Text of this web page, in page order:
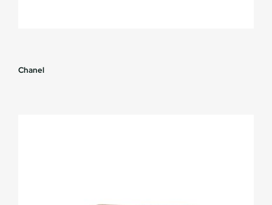
Chanel